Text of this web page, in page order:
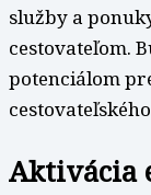
služby a
cestovateľom.
potenciálom
Aktivácia